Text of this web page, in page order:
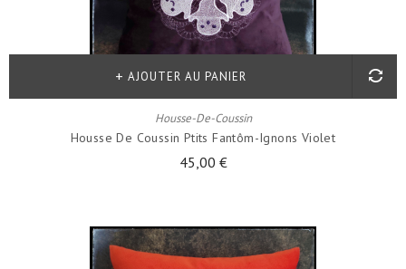
Housse-De-Coussin
Housse De Coussin Ptits Fantôm-Ignons Violet
45,00 €
AJOUTER AU PANIER